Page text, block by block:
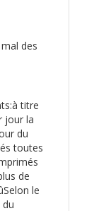
des
titre
jour la
du
toutes
de
le